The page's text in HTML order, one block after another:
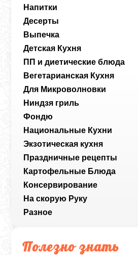
Напитки
Десерты
Выпечка
Детская Кухня
ПП и диетические блюда
Вегетарианская Кухня
Для Микроволновки
Ниндзя гриль
Фондю
Национальные Кухни
Экзотическая кухня
Праздничные рецепты
Картофельные Блюда
Консервирование
На скорую Руку
Разное
Полезно знать